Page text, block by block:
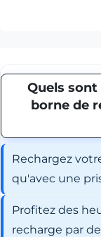
Quels
borne de
Rechargez
qu'avec une
Profitez des
recharge par